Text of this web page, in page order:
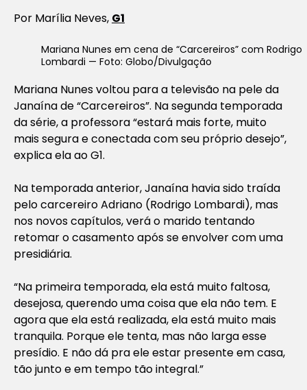
Por Marília Neves, G1
Mariana Nunes em cena de “Carcereiros” com Rodrigo
Lombardi — Foto: Globo/Divulgação
Mariana Nunes voltou para a televisão na pele da
Janaína de “Carcereiros”. Na segunda temporada
da série, a professora “estará mais forte, muito
mais segura e conectada com seu próprio desejo”,
explica ela ao G1.
Na temporada anterior, Janaína havia sido traída
pelo carcereiro Adriano (Rodrigo Lombardi), mas
nos novos capítulos, verá o marido tentando
retomar o casamento após se envolver com uma
presidiária.
“Na primeira temporada, ela está muito faltosa,
desejosa, querendo uma coisa que ela não tem. E
agora que ela está realizada, ela está muito mais
tranquila. Porque ele tenta, mas não larga esse
presídio. E não dá pra ele estar presente em casa,
tão junto e em tempo tão integral.”